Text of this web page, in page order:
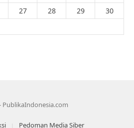
27 28 29
30
PublikaIndonesia.com
Pedoman Media Siber